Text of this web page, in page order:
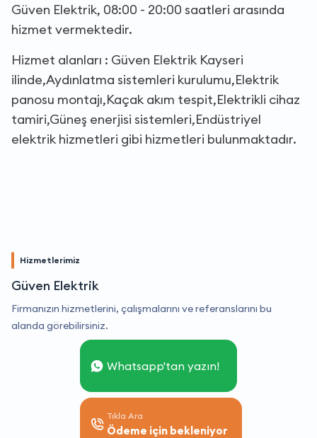
Güven Elektrik, 08:00 - 20:00 saatleri arasında
hizmet vermektedir.
Hizmet alanları : Güven Elektrik Kayseri
ilinde,Aydınlatma sistemleri kurulumu,Elektrik
panosu montajı,Kaçak akım tespit,Elektrikli cihaz
tamiri,Güneş enerjisi sistemleri,Endüstriyel
elektrik hizmetleri gibi hizmetleri bulunmaktadır.
Hizmetlerimiz
Güven Elektrik
Firmanızın hizmetlerini, çalışmalarını ve referanslarını bu
alanda görebilirsiniz.
Whatsapp'tan yazın!
Tıkla Ara
Ödeme için bekleniyor